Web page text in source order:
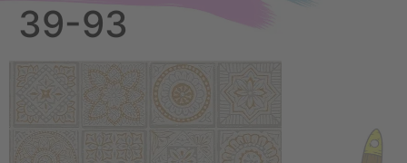
39-93